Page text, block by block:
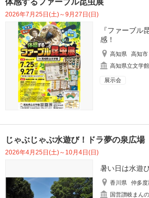
2026年7月25日(土)～9月27日(日)
『ファーブル
感！
高知県
高知市
高知県立文学館
展示会
じゃぶじゃぶ水遊び！ドラ夢の泉広場
2026年4月25日(土)～10月4日(日)
暑い日は水遊
香川県
仲多
国営讃岐まん